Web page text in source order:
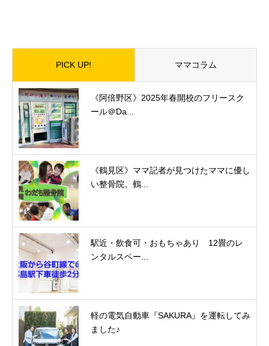
PICK UP! ママコラム
《阿倍野区》2025年春開校のフリースク
ール＠Da...
《鶴見区》ママ記者が見つけたママに優し
い整骨院。鶴...
駅近・飲食可・おもちゃあり 12畳のレ
ンタルスペー...
軽の電気自動車『SAKURA』を運転してみ
ました♪